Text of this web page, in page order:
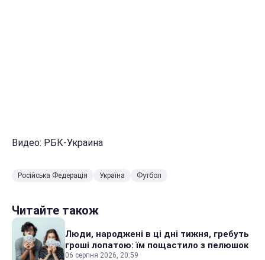
Видео: РБК-Украина
Російська Федерація Україна Футбол
Читайте також
Люди, народжені в ці дні тижня, гребуть
гроші лопатою: їм пощастило з пелюшок
06 серпня 2026, 20:59